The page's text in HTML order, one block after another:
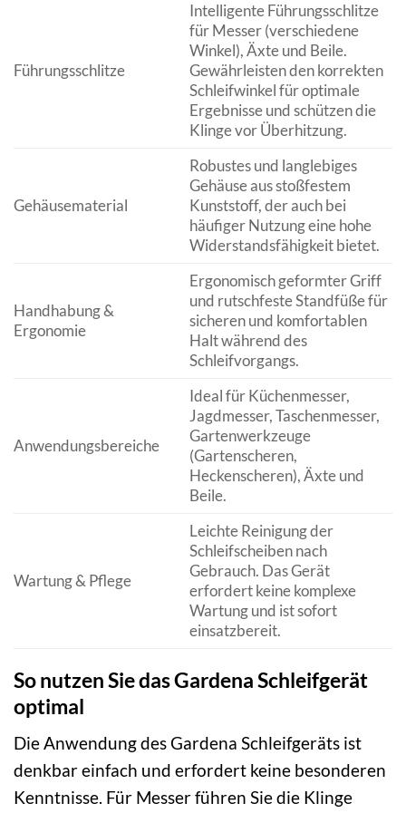
Führungsschlitze
Intelligente Führungsschlitze
für Messer (verschiedene
Winkel), Äxte und Beile.
Gewährleisten den korrekten
Schleifwinkel für optimale
Ergebnisse und schützen die
Klinge vor Überhitzung.
Gehäusematerial
Robustes und langlebiges
Gehäuse aus stoßfestem
Kunststoff, der auch bei
häufiger Nutzung eine hohe
Widerstandsfähigkeit bietet.
Handhabung &
Ergonomie
Ergonomisch geformter Griff
und rutschfeste Standfüße für
sicheren und komfortablen
Halt während des
Schleifvorgangs.
Anwendungsbereiche
Ideal für Küchenmesser,
Jagdmesser, Taschenmesser,
Gartenwerkzeuge
(Gartenscheren,
Heckenscheren), Äxte und
Beile.
Wartung & Pflege
Leichte Reinigung der
Schleifscheiben nach
Gebrauch. Das Gerät
erfordert keine komplexe
Wartung und ist sofort
einsatzbereit.
So nutzen Sie das Gardena Schleifgerät
optimal
Die Anwendung des Gardena Schleifgeräts ist
denkbar einfach und erfordert keine besonderen
Kenntnisse. Für Messer führen Sie die Klinge